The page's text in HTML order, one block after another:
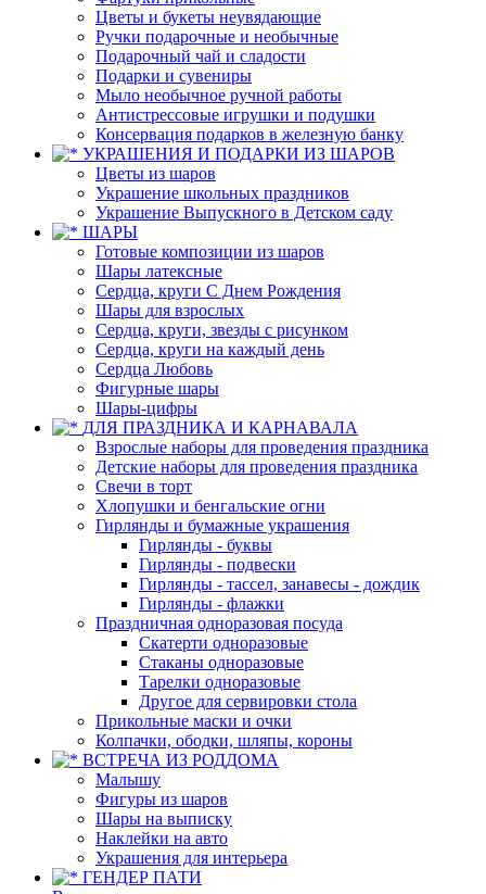
Цветы и букеты неувядающие
Ручки подарочные и необычные
Подарочный чай и сладости
Подарки и сувениры
Мыло необычное ручной работы
Антистрессовые игрушки и подушки
Консервация подарков в железную банку
УКРАШЕНИЯ И ПОДАРКИ ИЗ ШАРОВ
Цветы из шаров
Украшение школьных праздников
Украшение Выпускного в Детском саду
ШАРЫ
Готовые композиции из шаров
Шары латексные
Сердца, круги С Днем Рождения
Шары для взрослых
Сердца, круги, звезды с рисунком
Сердца, круги на каждый день
Сердца Любовь
Фигурные шары
Шары-цифры
ДЛЯ ПРАЗДНИКА И КАРНАВАЛА
Взрослые наборы для проведения праздника
Детские наборы для проведения праздника
Свечи в торт
Хлопушки и бенгальские огни
Гирлянды и бумажные украшения
Гирлянды - буквы
Гирлянды - подвески
Гирлянды - тассел, занавесы - дождик
Гирлянды - флажки
Праздничная одноразовая посуда
Скатерти одноразовые
Стаканы одноразовые
Тарелки одноразовые
Другое для сервировки стола
Прикольные маски и очки
Колпачки, ободки, шляпы, короны
ВСТРЕЧА ИЗ РОДДОМА
Малышу
Фигуры из шаров
Шары на выписку
Наклейки на авто
Украшения для интерьера
ГЕНДЕР ПАТИ